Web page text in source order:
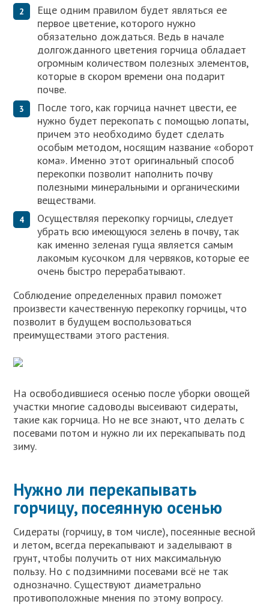
Еще одним правилом будет являться ее
первое цветение, которого нужно
обязательно дождаться. Ведь в начале
долгожданного цветения горчица обладает
огромным количеством полезных элементов,
которые в скором времени она подарит
почве.
После того, как горчица начнет цвести, ее
нужно будет перекопать с помощью лопаты,
причем это необходимо будет сделать
особым методом, носящим название «оборот
кома». Именно этот оригинальный способ
перекопки позволит наполнить почву
полезными минеральными и органическими
веществами.
Осуществляя перекопку горчицы, следует
убрать всю имеющуюся зелень в почву, так
как именно зеленая гуща является самым
лакомым кусочком для червяков, которые ее
очень быстро перерабатывают.
Соблюдение определенных правил поможет
произвести качественную перекопку горчицы, что
позволит в будущем воспользоваться
преимуществами этого растения.
На освободившиеся осенью после уборки овощей
участки многие садоводы высеивают сидераты,
такие как горчица. Но не все знают, что делать с
посевами потом и нужно ли их перекапывать под
зиму.
Нужно ли перекапывать
горчицу, посеянную осенью
Сидераты (горчицу, в том числе), посеянные весной
и летом, всегда перекапывают и заделывают в
грунт, чтобы получить от них максимальную
пользу. Но с подзимними посевами всё не так
однозначно. Существуют диаметрально
противоположные мнения по этому вопросу.